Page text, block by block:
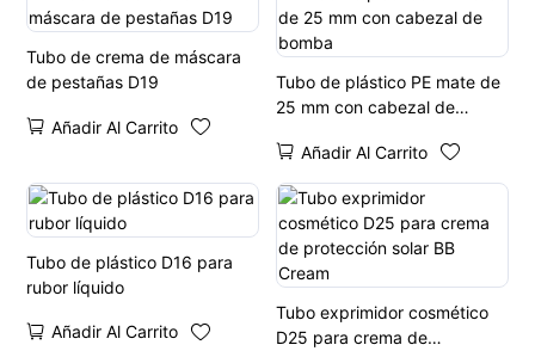
Tubo de crema de máscara
de pestañas D19
Añadir Al Carrito
Tubo de plástico PE mate de
25 mm con cabezal de
Añadir Al Carrito
Tubo de plástico D16 para
rubor líquido
Añadir Al Carrito
Tubo exprimidor cosmético
D25 para crema de